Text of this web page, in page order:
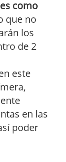
como
que no
los
de 2
este
en las
poder